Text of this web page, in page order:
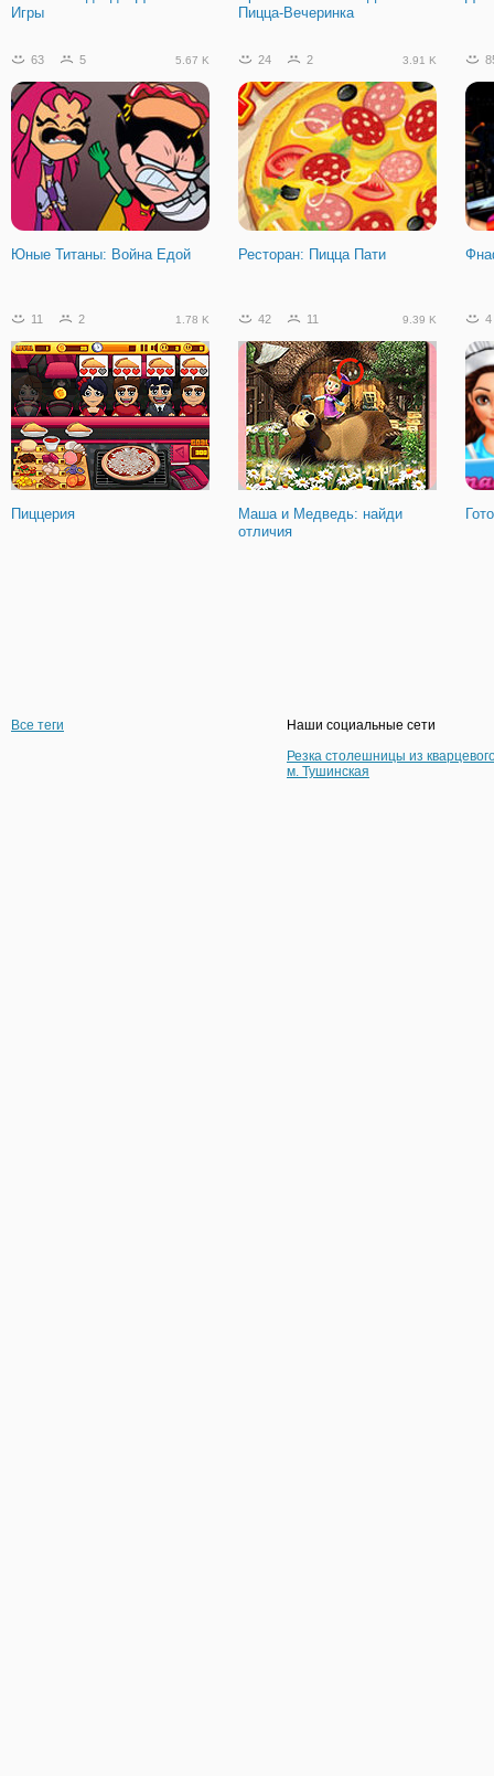
42
Пони: Радужное
Путешествие
Игры
Пицца-Вечеринка
63 5 5.67 K
Юные Титаны: Война Едой
24 2 3.91 K
Ресторан: Пицца Пати
11 2 1.78 K
Пиццерия
42 11 9.39 K
Маша и Медведь: найди
отличия
4
Все теги
Наши социальные сети
Резка столешницы из
м. Тушинская